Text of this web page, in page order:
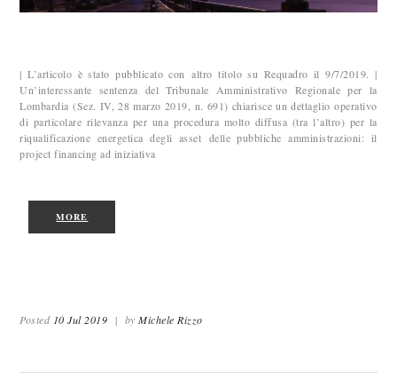
| L’articolo è stato pubblicato con altro titolo su Requadro il 9/7/2019. |
Un’interessante sentenza del Tribunale Amministrativo Regionale per la
Lombardia (Sez. IV, 28 marzo 2019, n. 691) chiarisce un dettaglio operativo
di particolare rilevanza per una procedura molto diffusa (tra l’altro) per la
riqualificazione energetica degli asset delle pubbliche amministrazioni: il
project financing ad iniziativa
MORE
Posted 10 Jul 2019 | byMichele Rizzo